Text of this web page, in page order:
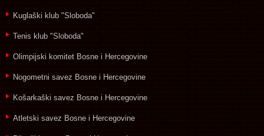
Kuglaški klub "Sloboda"
Tenis klub "Sloboda"
Olimpijski komitet Bosne i Hercegovine
Nogometni savez Bosne i Hercegovine
Košarkaški savez Bosne i Hercegovine
Atletski savez Bosne i Hercegovine